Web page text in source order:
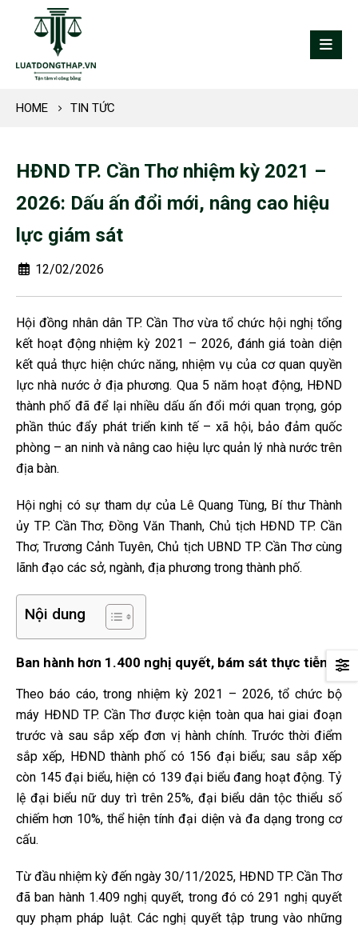
HOME TIN TỨC
HĐND TP. Cần Thơ nhiệm kỳ 2021 –
2026: Dấu ấn đổi mới, nâng cao hiệu
lực giám sát
12/02/2026
Hội đồng nhân dân TP. Cần Thơ vừa tổ chức hội nghị tổng
kết hoạt động nhiệm kỳ 2021 – 2026, đánh giá toàn diện
kết quả thực hiện chức năng, nhiệm vụ của cơ quan quyền
lực nhà nước ở địa phương. Qua 5 năm hoạt động, HĐND
thành phố đã để lại nhiều dấu ấn đổi mới quan trọng, góp
phần thúc đẩy phát triển kinh tế – xã hội, bảo đảm quốc
phòng – an ninh và nâng cao hiệu lực quản lý nhà nước trên
địa bàn.
Hội nghị có sự tham dự của Lê Quang Tùng, Bí thư Thành
ủy TP. Cần Thơ; Đồng Văn Thanh, Chủ tịch HĐND TP. Cần
Thơ; Trương Cảnh Tuyên, Chủ tịch UBND TP. Cần Thơ cùng
lãnh đạo các sở, ngành, địa phương trong thành phố.
Nội dung
Ban hành hơn 1.400 nghị quyết, bám sát thực tiễn
Theo báo cáo, trong nhiệm kỳ 2021 – 2026, tổ chức bộ
máy HĐND TP. Cần Thơ được kiện toàn qua hai giai đoạn
trước và sau sắp xếp đơn vị hành chính. Trước thời điểm
sắp xếp, HĐND thành phố có 156 đại biểu; sau sắp xếp
còn 145 đại biểu, hiện có 139 đại biểu đang hoạt động. Tỷ
lệ đại biểu nữ duy trì trên 25%, đại biểu dân tộc thiểu số
chiếm hơn 10%, thể hiện tính đại diện và đa dạng trong cơ
cấu.
Từ đầu nhiệm kỳ đến ngày 30/11/2025, HĐND TP. Cần Thơ
đã ban hành 1.409 nghị quyết, trong đó có 291 nghị quyết
quy phạm pháp luật. Các nghị quyết tập trung vào những